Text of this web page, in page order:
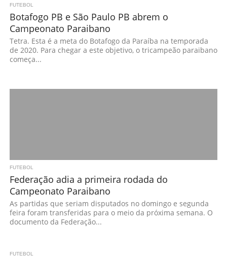
FUTEBOL
Botafogo PB e São Paulo PB abrem o
Campeonato Paraibano
Tetra. Esta é a meta do Botafogo da Paraíba na temporada
de 2020. Para chegar a este objetivo, o tricampeão paraibano
começa...
FUTEBOL
Federação adia a primeira rodada do
Campeonato Paraibano
As partidas que seriam disputados no domingo e segunda
feira foram transferidas para o meio da próxima semana. O
documento da Federação...
FUTEBOL